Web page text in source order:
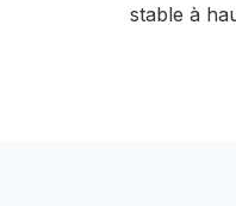
stable à